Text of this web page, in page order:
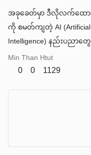
အခုခေတ်မှာ ဒီလိုလက်ထောက်မျိုး
ကို စမတ်ကျတဲ့ AI (Artificial
Intelligence) နည်းပညာတွေကနေ
ဖန်တီးပေးနိုင်နေပါပြီ။ ဒါကို
"Agentic AI" လို့ ခေါ်ဆိုနိုင်ပါ
Min Than Htut
0 0 1129